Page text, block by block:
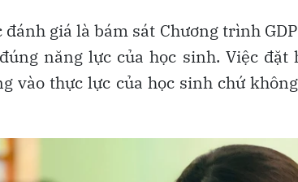
giá là bám sát Chương trình
năng lực của học sinh. Việc
vào thực lực của học sinh chứ